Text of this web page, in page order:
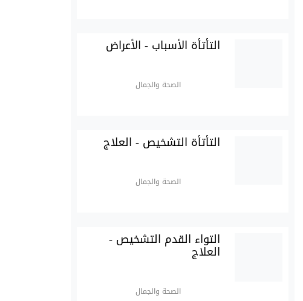
التأتأة الأسباب - الأعراض
الصحة والجمال
التأتأة التشخيص - العلاج
الصحة والجمال
التواء القدم التشخيص -
العلاج
الصحة والجمال